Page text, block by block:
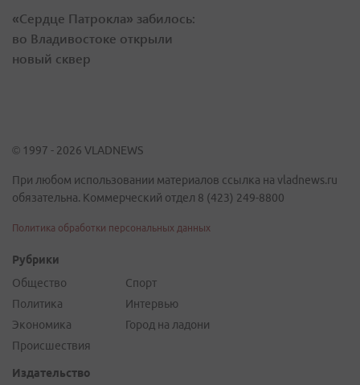
«Сердце Патрокла» забилось:
во Владивостоке открыли
новый сквер
© 1997 - 2026 VLADNEWS
При любом использовании материалов ссылка на vladnews.ru
обязательна. Коммерческий отдел 8 (423) 249-8800
Политика обработки персональных данных
Рубрики
Общество
Политика
Экономика
Происшествия
Спорт
Интервью
Город на ладони
Издательство